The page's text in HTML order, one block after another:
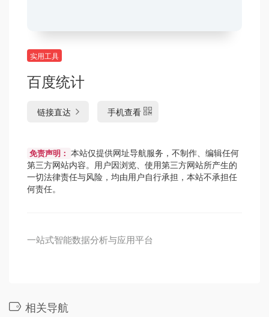
实用工具
百度统计
链接直达 手机查看
免责声明： 本站仅提供网址导航服务，不制作、编辑任何
第三方网站内容。用户因浏览、使用第三方网站所产生的
一切法律责任与风险，均由用户自行承担，本站不承担任
何责任。
一站式智能数据分析与应用平台
相关导航